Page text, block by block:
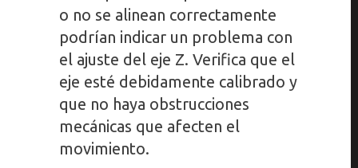
o no se alinean correctamente
podrían indicar un problema con
el ajuste del eje Z. Verifica que el
eje esté debidamente calibrado y
que no haya obstrucciones
mecánicas que afecten el
movimiento.